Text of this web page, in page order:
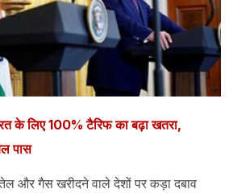
के लिए 100% टैरिफ का बढ़ा खतरा,
पास
और गैस खरीदने वाले देशों पर कड़ा दबाव